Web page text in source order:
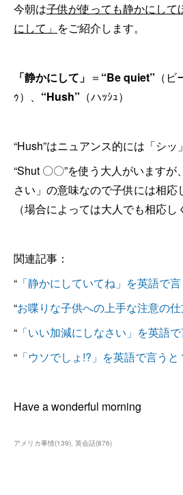
今朝は子供が使っても静かにして
にして」 をご紹介します。
「静かにして」 ＝ “Be quiet” （ビ
ｩ）、 “Hush” （ハｯｼｭ）
“Hush”はニュアンス的には「シッ
“Shut 〇〇”を使う大人がいます
さい」の意味なので子供には相応
（場合によっては大人でも相応し
関連記事：
“ 「静かにしていてね」を英語で言
“お喋りな子供への上手な注意の
“ 「いい加減にしなさい」を英語
“ 「ウソでしょ!?」を英語で言うと
Have a wonderful morning
アメリカ事情(139) 英会話(876)